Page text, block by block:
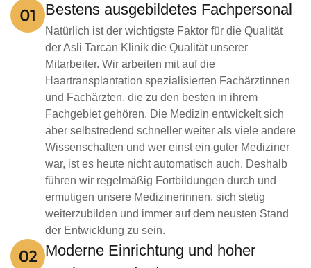
Bestens ausgebildetes Fachpersonal
Natürlich ist der wichtigste Faktor für die Qualität
der Asli Tarcan Klinik die Qualität unserer
Mitarbeiter. Wir arbeiten mit auf die
Haartransplantation spezialisierten Fachärztinnen
und Fachärzten, die zu den besten in ihrem
Fachgebiet gehören. Die Medizin entwickelt sich
aber selbstredend schneller weiter als viele andere
Wissenschaften und wer einst ein guter Mediziner
war, ist es heute nicht automatisch auch. Deshalb
führen wir regelmäßig Fortbildungen durch und
ermutigen unsere Medizinerinnen, sich stetig
weiterzubilden und immer auf dem neusten Stand
der Entwicklung zu sein.
Moderne Einrichtung und hoher